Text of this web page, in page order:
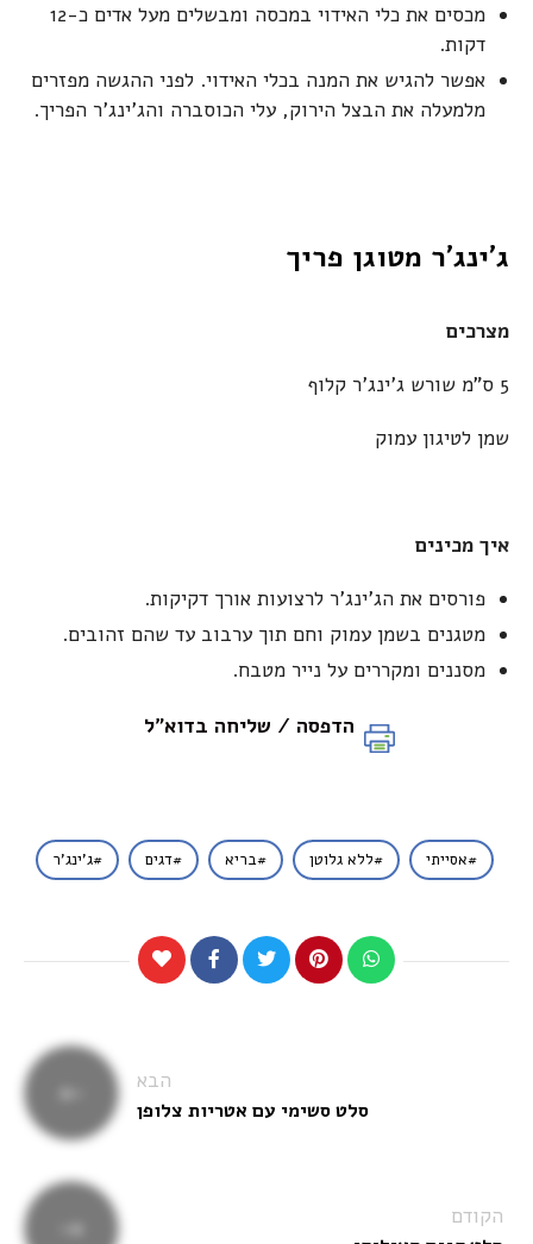
מכסים את כלי האידוי במכסה ומבשלים מעל אדים כ-12
דקות.
אפשר להגיש את המנה בכלי האידוי. לפני ההגשה מפזרים
מלמעלה את הבצל הירוק, עלי הכוסברה והג'ינג'ר הפריך.
ג'ינג'ר מטוגן פריך
מצרכים
5 ס"מ שורש ג'ינג'ר קלוף
שמן לטיגון עמוק
איך מכינים
פורסים את הג'ינג'ר לרצועות אורך דקיקות.
מטגנים בשמן עמוק וחם תוך ערבוב עד שהם זהובים.
מסננים ומקררים על נייר מטבח.
הדפסה / שליחה בדוא"ל
אסייתי ללא גלוטן בריא דגים ג'ינג'ר
הבא
סלט סשימי עם אטריות צלופן
הקודם